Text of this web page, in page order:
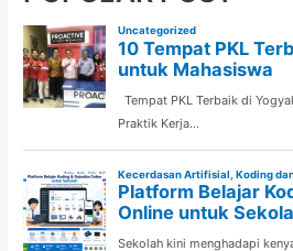
Cara
Persiapannya